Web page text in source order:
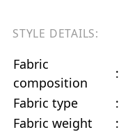
STYLE DETAILS:
Fabric
composition
:
Fabric type
:
Fabric weight
: